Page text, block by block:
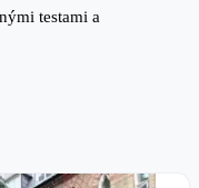
testami a